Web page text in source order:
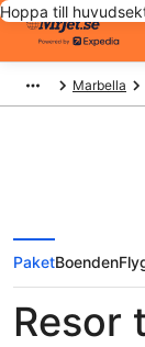
Hoppa till
Marbella
PaketBoenden
Resor